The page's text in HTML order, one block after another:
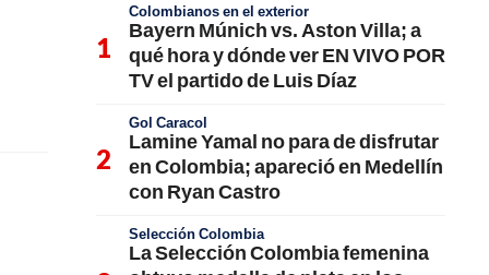
Colombianos en el exterior
Bayern Múnich vs. Aston Villa; a
qué hora y dónde ver EN VIVO POR
TV el partido de Luis Díaz
Gol Caracol
Lamine Yamal no para de disfrutar
en Colombia; apareció en Medellín
con Ryan Castro
Selección Colombia
La Selección Colombia femenina